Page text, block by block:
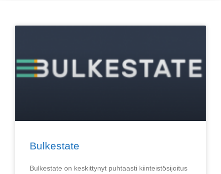
Bulkestate
Bulkestate on keskittynyt puhtaasti kiinteistösijoitus